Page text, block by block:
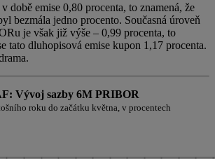
době emise 0,80 procenta, to znamená, že
bezmála jedno procento. Současná úroveň
je však již výše – 0,99 procenta, to
tato dluhopisová emise kupon 1,17 procenta.
Vývoj sazby 6M PRIBOR
roku do začátku května, v procentech